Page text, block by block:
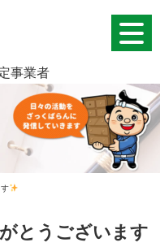
事業者
とうございます